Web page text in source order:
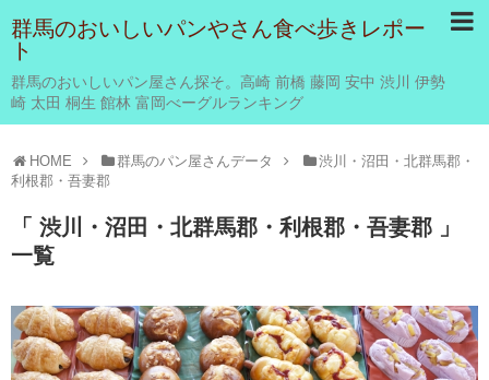
群馬のおいしいパンやさん食べ歩きレポー
ト
群馬のおいしいパン屋さん探そ。高崎 前橋 藤岡 安中 渋川 伊勢
崎 太田 桐生 館林 富岡べーグルランキング
HOME 群馬のパン屋さんデータ
渋川・沼田・北群馬郡・
利根郡・吾妻郡
「 渋川・沼田・北群馬郡・利根郡・吾妻郡 」
一覧